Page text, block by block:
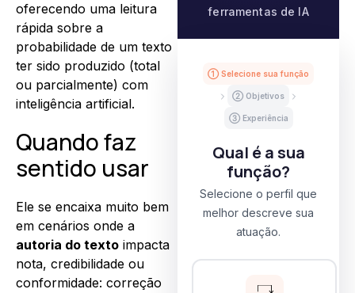
oferecendo uma leitura
rápida sobre a
probabilidade de um texto
ter sido produzido (total
ou parcialmente) com
inteligência artificial.
Quando faz
sentido usar
Ele se encaixa muito bem
em cenários onde a
autoria do texto impacta
nota, credibilidade ou
conformidade: correção
ferramentas de IA
① Selecione sua função
② Objetivos
③ Experiência
Qual é a sua
função?
Selecione o perfil que
melhor descreve sua
atuação.